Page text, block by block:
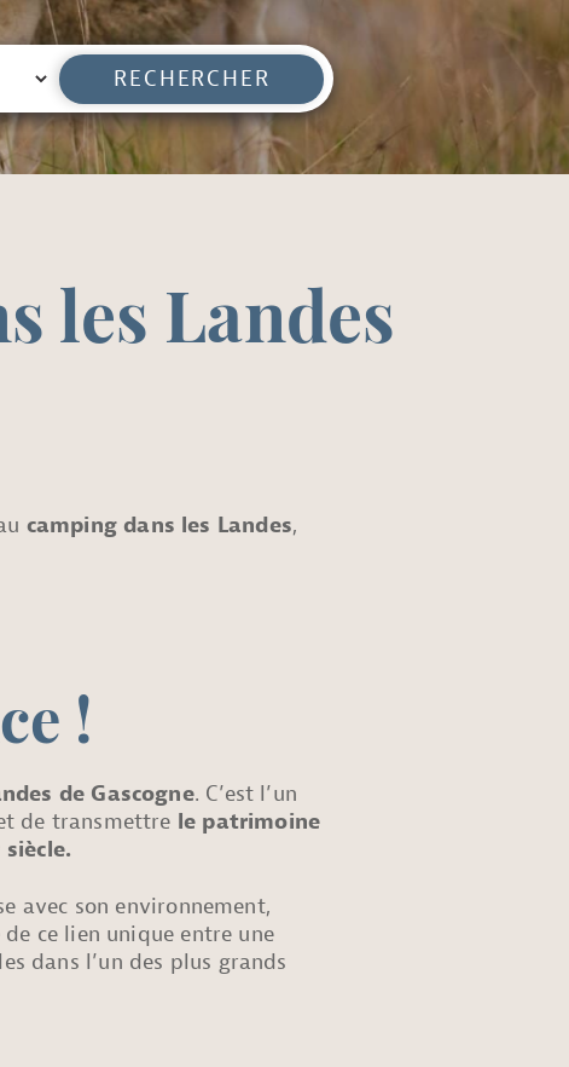
RECHERCHER
les Landes
camping dans les Landes,
!
de Gascogne. C’est l’un
de transmettre le patrimoine
avec son environnement,
de ce lien unique entre une
dans l’un des plus grands